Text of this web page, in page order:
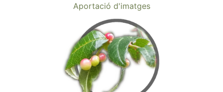
Aportació d'imatges